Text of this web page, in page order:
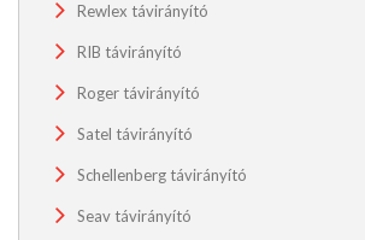
Rewlex távirányító
RIB távirányító
Roger távirányító
Satel távirányító
Schellenberg távirányító
Seav távirányító